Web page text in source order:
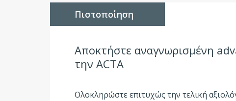
Πιστοποίηση
Αποκτήστε αναγνωρισμένη
την ΑCΤΑ
Ολοκληρώστε επιτυχώς την τελική